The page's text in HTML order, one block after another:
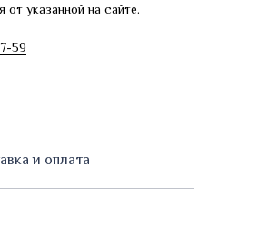
от указанной на сайте.
59
и оплата